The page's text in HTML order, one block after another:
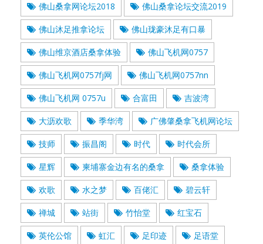
佛山桑拿网论坛2018 佛山桑拿论坛交流2019
佛山沐足推拿论坛 佛山珑豪沐足有口暴
佛山维京酒店桑拿体验 佛山飞机网0757
佛山飞机网0757fj网 佛山飞机网0757nn
佛山飞机网 0757u 合富田 吉波湾
大沥欢歌 季华湾 广佛肇桑拿飞机网论坛
技师 振昌阁 时代 时代会所
星辉 柬埔寨金边有名的桑拿 桑拿体验
欢歌 水之梦 百佬汇 碧云轩
禅城 站街 竹怡堂 红宝石
英伦公馆 虹汇 足印迹 足语堂